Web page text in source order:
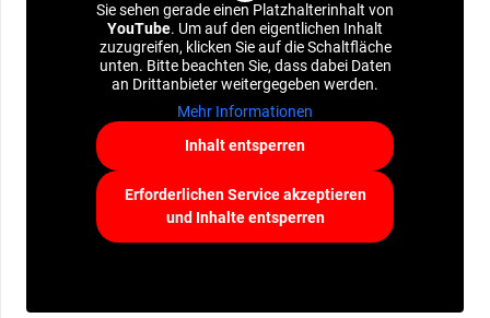
Sie sehen gerade einen Platzhalterinhalt von
YouTube. Um auf den eigentlichen Inhalt
zuzugreifen, klicken Sie auf die Schaltfläche
unten. Bitte beachten Sie, dass dabei Daten
an Drittanbieter weitergegeben werden.
Mehr Informationen
Inhalt entsperren
Erforderlichen Service akzeptieren
und Inhalte entsperren